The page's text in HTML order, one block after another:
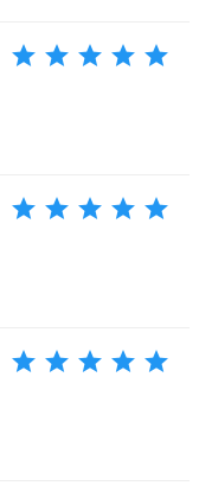
star star star star star
star star star star star
star star star star star